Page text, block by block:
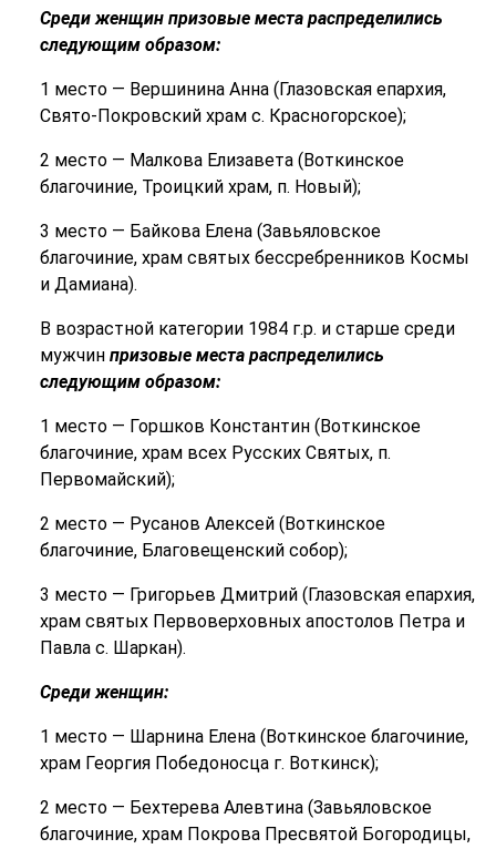
Среди женщин призовые места распределились
следующим образом:
1 место — Вершинина Анна (Глазовская епархия,
Свято-Покровский храм с. Красногорское);
2 место — Малкова Елизавета (Воткинское
благочиние, Троицкий храм, п. Новый);
3 место — Байкова Елена (Завьяловское
благочиние, храм святых бессребренников Космы
и Дамиана).
В возрастной категории 1984 г.р. и старше среди
мужчин призовые места распределились
следующим образом:
1 место — Горшков Константин (Воткинское
благочиние, храм всех Русских Святых, п.
Первомайский);
2 место — Русанов Алексей (Воткинское
благочиние, Благовещенский собор);
3 место — Григорьев Дмитрий (Глазовская епархия,
храм святых Первоверховных апостолов Петра и
Павла с. Шаркан).
Среди женщин:
1 место — Шарнина Елена (Воткинское благочиние,
храм Георгия Победоносца г. Воткинск);
2 место — Бехтерева Алевтина (Завьяловское
благочиние, храм Покрова Пресвятой Богородицы,